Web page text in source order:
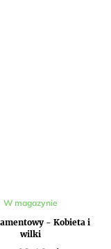
- Kobieta i
wilki
W magazynie